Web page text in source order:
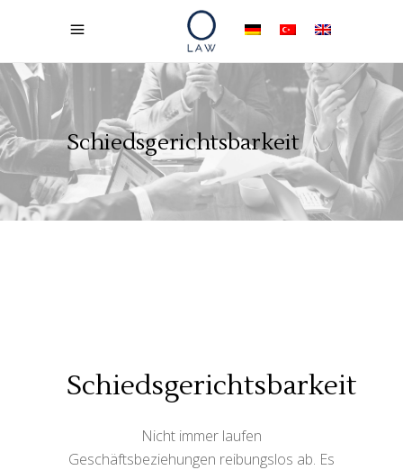
Schiedsgerichtsbarkeit
Schiedsgerichtsbarkeit
Nicht immer laufen
Geschäftsbeziehungen reibungslos ab. Es